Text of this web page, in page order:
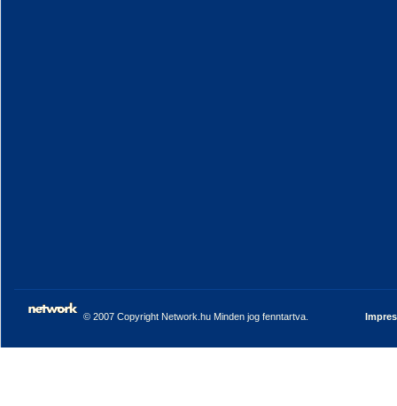
© 2007 Copyright Network.hu Minden jog fenntartva.